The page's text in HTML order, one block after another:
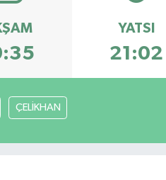
YATSI
21:02
ÇELİKHAN